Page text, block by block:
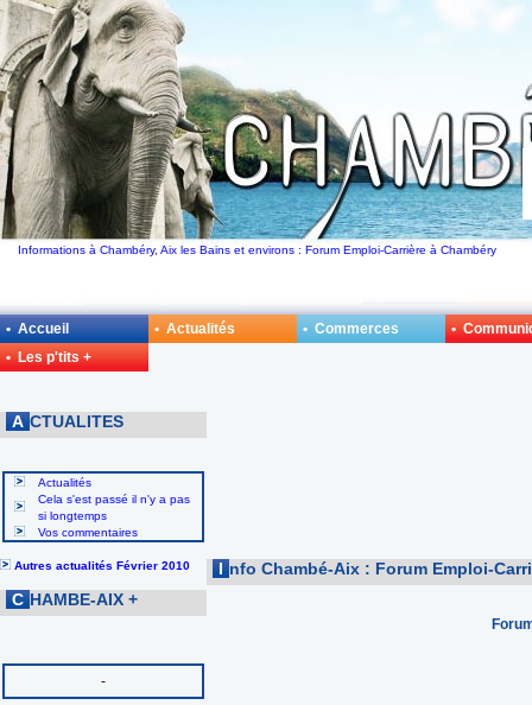
Informations à Chambéry, Aix les Bains et environs : Forum Emploi-Carrière à Chambéry
A CTUALITES
Actualités
Cela s'est passé il n'y a pas
si longtemps
Vos commentaires
Autres actualités Février 2010
C HAMBE-AIX +
-
I nfo Chambé-Aix : Forum Emploi-
• Accueil • Actualités • Commerces
•
• Les p'tits +